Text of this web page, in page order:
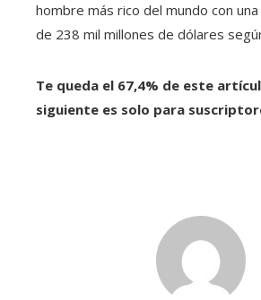
hombre más rico del mundo con
de 238 mil millones de dólares
Te queda el 67,4% de este
siguiente es solo para